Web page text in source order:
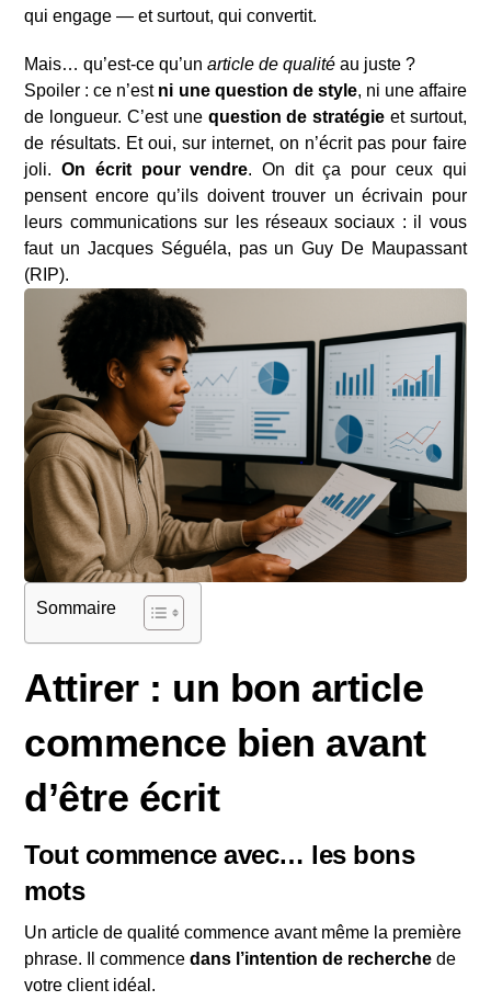
qui engage — et surtout, qui convertit.
Mais… qu’est-ce qu’unarticle de qualité au juste ?
Spoiler : ce n’est ni une question de style, ni une affaire
de longueur. C’est une question de stratégie et surtout,
de résultats. Et oui, sur internet, on n’écrit pas pour faire
joli.On écrit pour vendre. On dit ça pour ceux qui
pensent encore qu’ils doivent trouver un écrivain pour
leurs communications sur les réseaux sociaux : il vous
faut un Jacques Séguéla, pas un Guy De Maupassant
(RIP).
Sommaire
Attirer : un bon article
commence bien avant
d’être écrit
Tout commence avec… les bons
mots
Un article de qualité commence avant même la première
phrase. Il commencedans l’intention de recherche de
votre client idéal.